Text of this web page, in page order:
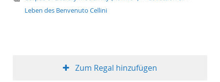
Leben des Benvenuto Cellini
Zum Regal hinzufügen